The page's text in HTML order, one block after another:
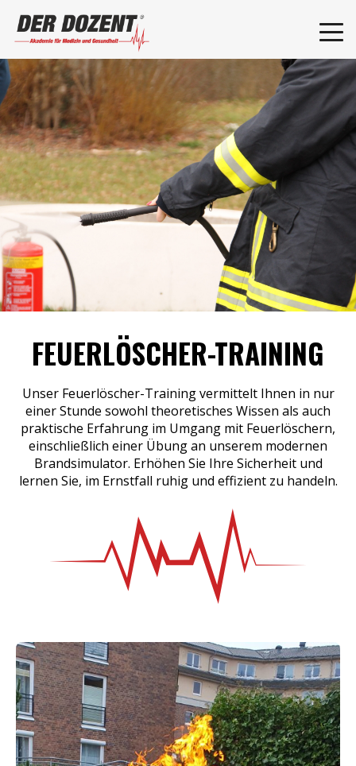
FEUERLÖSCHER-TRAINING
Unser Feuerlöscher-Training vermittelt Ihnen in nur
einer Stunde sowohl theoretisches Wissen als auch
praktische Erfahrung im Umgang mit Feuerlöschern,
einschließlich einer Übung an unserem modernen
Brandsimulator. Erhöhen Sie Ihre Sicherheit und
lernen Sie, im Ernstfall ruhig und effizient zu handeln.